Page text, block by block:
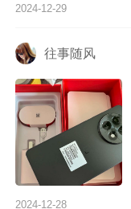
2024-12-29
往事随风
2024-12-28